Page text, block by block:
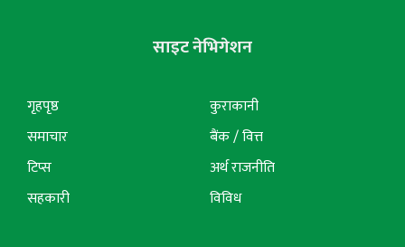
साइट नेभिगेशन
गृहपृष्ठ
समाचार
टिप्स
सहकारी
कुराकानी
बैंक / वित्त
अर्थ राजनीति
विविध